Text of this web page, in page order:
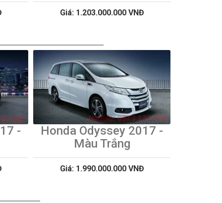
Giá: 1.203.000.000 VNĐ
-
Honda Odyssey 2017 -
Màu Trắng
Giá: 1.990.000.000 VNĐ